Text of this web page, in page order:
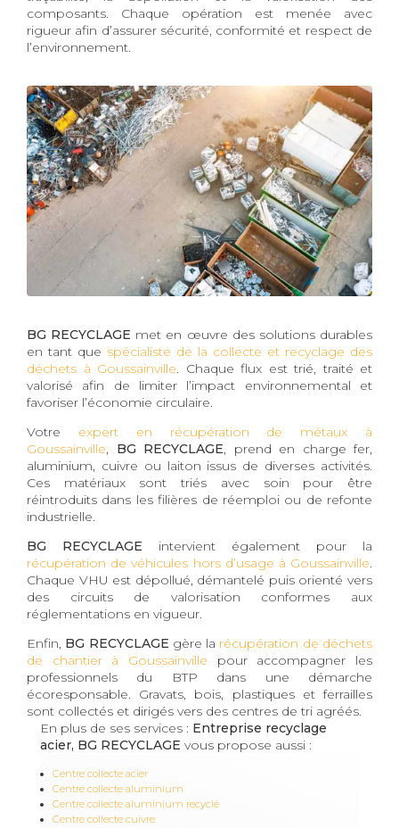
composants. Chaque opération est menée avec
rigueur afin d’assurer sécurité, conformité et respect de
l’environnement.
BG RECYCLAGE met en œuvre des solutions durables
en tant que spécialiste de la collecte et recyclage des
déchets à Goussainville. Chaque flux est trié, traité et
valorisé afin de limiter l’impact environnemental et
favoriser l’économie circulaire.
Votre expert en récupération de métaux à
Goussainville, BG RECYCLAGE, prend en charge fer,
aluminium, cuivre ou laiton issus de diverses activités.
Ces matériaux sont triés avec soin pour être
réintroduits dans les filières de réemploi ou de refonte
industrielle.
BG RECYCLAGE intervient également pour la
récupération de véhicules hors d’usage à Goussainville.
Chaque VHU est dépollué, démantelé puis orienté vers
des circuits de valorisation conformes aux
réglementations en vigueur.
Enfin, BG RECYCLAGE gère la récupération de déchets
de chantier à Goussainville pour accompagner les
professionnels du BTP dans une démarche
écoresponsable. Gravats, bois, plastiques et ferrailles
sont collectés et dirigés vers des centres de tri agréés.
En plus de ses services : Entreprise recyclage
acier, BG RECYCLAGE vous propose aussi :
Centre collecte acier
Centre collecte aluminium
Centre collecte aluminium recyclé
Centre collecte cuivre